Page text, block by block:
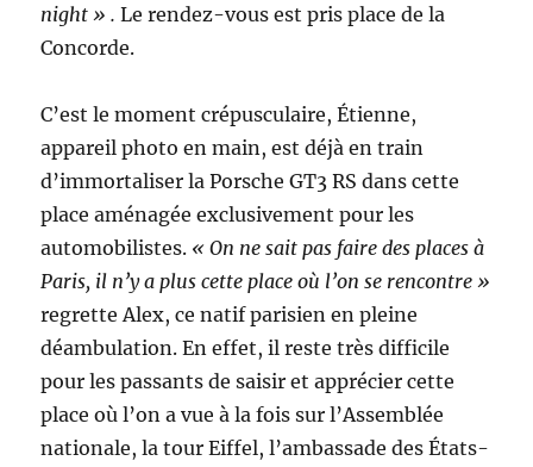
night » .Le rendez-vous est pris place de la
Concorde.
C’est le moment crépusculaire, Étienne,
appareil photo en main, est déjà en train
d’immortaliser la Porsche GT3 RS dans cette
place aménagée exclusivement pour les
automobilistes. « On ne sait pas faire des places à
Paris, il n’y a plus cette place où l’on se rencontre »
regrette Alex, ce natif parisien en pleine
déambulation. En effet, il reste très difficile
pour les passants de saisir et apprécier cette
place où l’on a vue à la fois sur l’Assemblée
nationale, la tour Eiffel, l’ambassade des États-